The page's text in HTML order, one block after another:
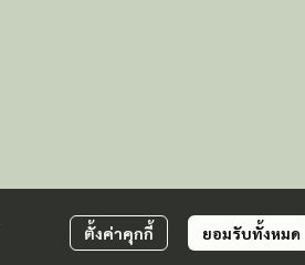
ตั้งค่าคุกกี้ ยอมรับทั้งหมด